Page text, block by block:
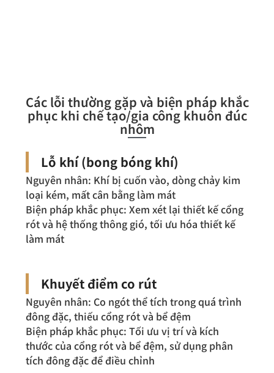
Các lỗi thường gặp và biện pháp khắc
phục khi chế tạo/gia công khuôn đúc
nhôm
Lỗ khí (bong bóng khí)
Nguyên nhân: Khí bị cuốn vào, dòng chảy kim
loại kém, mất cân bằng làm mát
Biện pháp khắc phục: Xem xét lại thiết kế cổng
rót và hệ thống thông gió, tối ưu hóa thiết kế
làm mát
Khuyết điểm co rút
Nguyên nhân: Co ngót thể tích trong quá trình
đông đặc, thiếu cổng rót và bể đệm
Biện pháp khắc phục: Tối ưu vị trí và kích
thước của cổng rót và bể đệm, sử dụng phân
tích đông đặc để điều chỉnh